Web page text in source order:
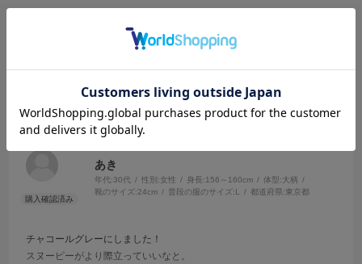
絞り込み
ホワイトと迷って・・・
サイズ：F カラー：CHARCOAL GRAY
あき
年代:30代 性別:女性 身長:156～160cm 体型:大柄
靴のサイズ:24cm 普段の服のサイズ:L 都道府県:東京都
チャコールグレーにしました！
スヌーピーがより際立っていいなと。